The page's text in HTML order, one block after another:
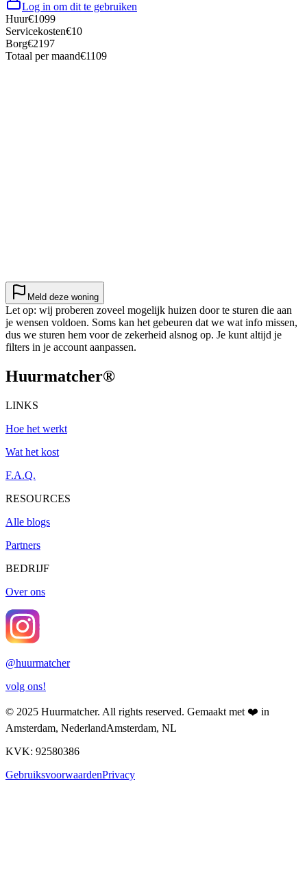
Log in om dit te gebruiken
Huur€1099
Servicekosten€10
Borg€2197
Totaal per maand€1109
Meld deze woning
Let op: wij proberen zoveel mogelijk huizen door te sturen die aan
je wensen voldoen. Soms kan het gebeuren dat we wat info missen,
dus we sturen hem voor de zekerheid alsnog op. Je kunt altijd je
filters in je account aanpassen.
Huurmatcher®
LINKS
Hoe het werkt
Wat het kost
F.A.Q.
RESOURCES
Alle blogs
Partners
BEDRIJF
Over ons
@huurmatcher
volg ons!
© 2025 Huurmatcher. All rights reserved. Gemaakt met ❤️ in
Amsterdam, NederlandAmsterdam, NL
KVK: 92580386
GebruiksvoorwaardenPrivacy